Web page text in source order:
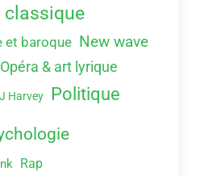
classique
et baroque New wave
Opéra & art lyrique
Harvey Politique
Rap